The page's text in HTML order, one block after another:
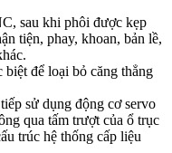
sau khi phôi được kẹp
tiện, phay, khoan, bản lề,
để loại bỏ căng thẳng
sử dụng động cơ servo
qua tấm trượt của ổ trục
trúc hệ thống cấp liệu